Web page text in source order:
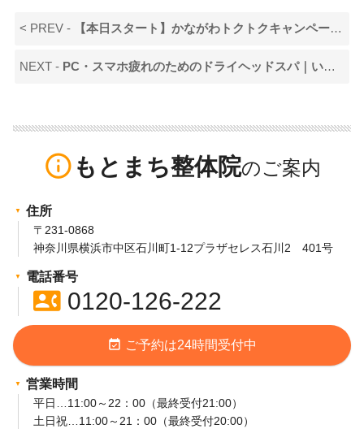
< PREV - 【本日スタート】かながわトクトクキャンペーンに当院も参加しています
NEXT - PC・スマホ疲れのためのドライヘッドスパ｜いまだけ姿勢ミニチェック付き
info_outline もとまち整体院
住所
〒231-0868
神奈川県横浜市中区石川町1-12プラザセレス石川2 401号
電話番号
contact_phone0120-126-222
event_available ご予約は24時間受付中
営業時間
平日…11:00～22：00（最終受付21:00）
土日祝…11:00～21：00（最終受付20:00）